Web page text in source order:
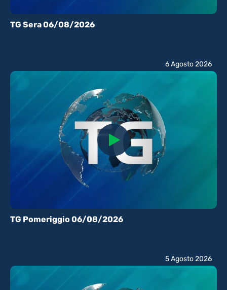
TG Sera 06/08/2026
TG Pomeriggio 06/08/2026
6 Agosto 2026
5 Agosto 2026